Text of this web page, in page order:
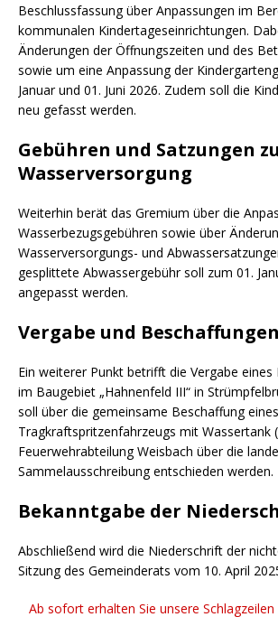
Beschlussfassung über Anpassungen im
kommunalen Kindertageseinrichtungen.
Änderungen der Öffnungszeiten und des
sowie um eine Anpassung der
Januar und 01. Juni 2026. Zudem soll die
neu gefasst werden.
Gebühren und Satzungen
Wasserversorgung
Weiterhin berät das Gremium über die
Wasserbezugsgebühren sowie über
Wasserversorgungs- und
gesplittete Abwassergebühr soll zum 01.
angepasst werden.
Vergabe und Beschaffungen
Ein weiterer Punkt betrifft die Vergabe eines
im Baugebiet „Hahnenfeld III“ in
soll über die gemeinsame Beschaffung
Tragkraftspritzenfahrzeugs mit Wassertank
Feuerwehrabteilung Weisbach über die
Sammelausschreibung entschieden werden.
Bekanntgabe der
Abschließend wird die Niederschrift der
Sitzung des Gemeinderats vom 10. April
Ab sofort erhalten Sie unsere